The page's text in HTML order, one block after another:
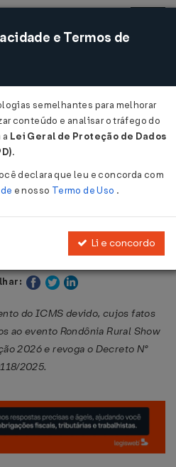
Acessar
DE 06/05/2026
- RO em 8 mai 2026
do ICMS devido, cujos fatos
ao evento Rondônia Rural Show
2026 e revoga o Decreto N°
2025.
e Termos de
semelhantes para melhorar
conteúdo e analisar o tráfego do
Lei Geral de Proteção de Dados
.
declara que leu e concorda com
e nosso Termo de Uso .
Li e concordo